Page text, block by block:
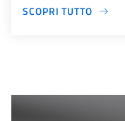
SCOPRI TUTTO